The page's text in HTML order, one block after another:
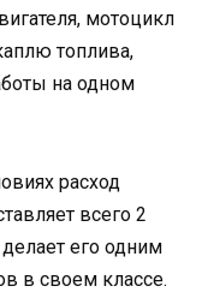
мотоцикл
топлива,
на одном
расход
всего 2
его одним
в своем классе.